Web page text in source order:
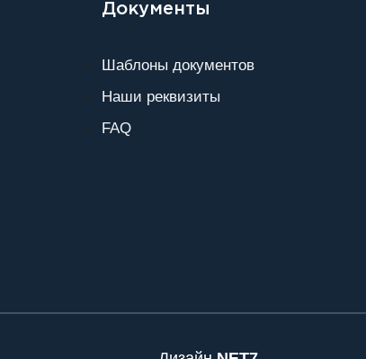
Документы
Шаблоны документов
Наши реквизиты
FAQ